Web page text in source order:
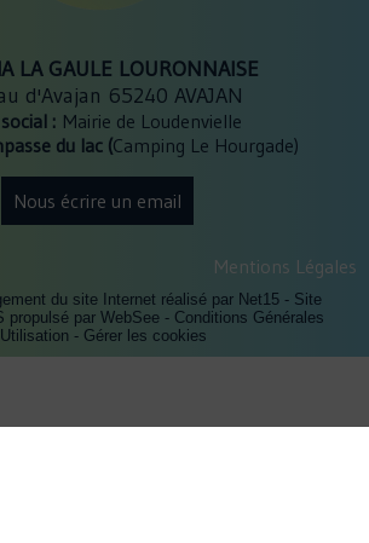
LA GAULE LOURONNAISE
d'Avajan 65240 AVAJAN
: Mairie de Loudenvielle
du lac (Camping Le Hourgade)
Nous écrire un email
Mentions Légales
du site Internet réalisé par Net15 - Site
propulsé par WebSee - Conditions Générales
- Gérer les cookies